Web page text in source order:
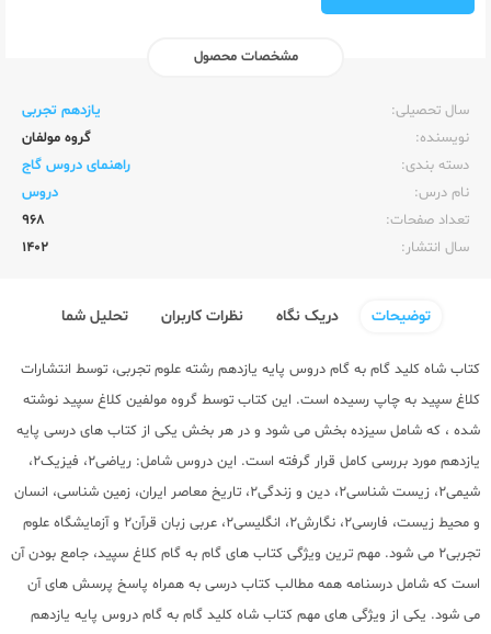
مشخصات محصول
سال تحصیلی:‌
یازدهم تجربی
نویسنده:‌
گروه مولفان
دسته بندی:
راهنمای دروس گاج
نام درس:
دروس
تعداد صفحات:‌
968
سال انتشار:‌
1402
توضیحات دریک نگاه نظرات کاربران تحلیل شما
کتاب شاه کلید گام به گام دروس پایه یازدهم رشته علوم تجربی، توسط انتشارات
کلاغ سپید به چاپ رسیده است. این کتاب توسط گروه مولفین کلاغ سپید نوشته
شده ، که شامل سیزده بخش می شود و در هر بخش یکی از کتاب های درسی پایه
یازدهم مورد بررسی کامل قرار گرفته است. این دروس شامل: ریاضی2، فیزیک2،
شیمی2، زیست شناسی2، دین و زندگی2، تاریخ معاصر ایران، زمین شناسی، انسان
و محیط زیست، فارسی2، نگارش2، انگلیسی2، عربی زبان قرآن2 و آزمایشگاه علوم
تجربی2 می شود. مهم ترین ویژگی کتاب های گام به گام کلاغ سپید، جامع بودن آن
است که شامل درسنامه همه مطالب کتاب درسی به همراه پاسخ پرسش های آن
می شود. یکی از ویژگی های مهم کتاب شاه کلید گام به گام دروس پایه یازدهم